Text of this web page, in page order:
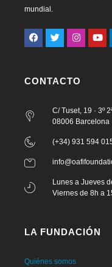
mundial.
CONTACTO
C/ Tuset, 19 · 3º
08006 Barcelona
(+34) 931 594
Lunes a Jueves
Viernes de 8h a
LA FUNDACIÓN
Quiénes somos